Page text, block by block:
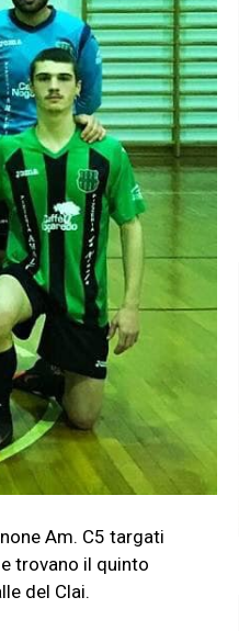
Am. C5 targati
trovano il quinto
del Clai.